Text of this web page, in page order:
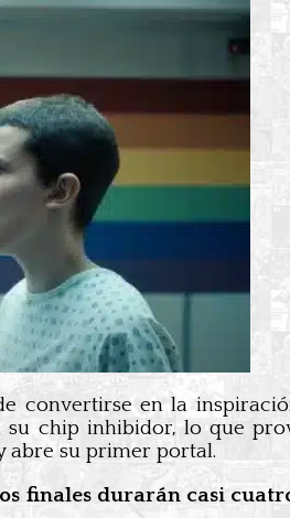
convertirse en la
chip inhibidor, lo que
abre su primer portal.
finales durarán casi